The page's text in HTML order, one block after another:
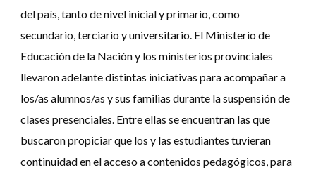
del país, tanto de nivel inicial y primario, como
secundario, terciario y universitario. El Ministerio de
Educación de la Nación y los ministerios provinciales
llevaron adelante distintas iniciativas para acompañar a
los/as alumnos/as y sus familias durante la suspensión de
clases presenciales. Entre ellas se encuentran las que
buscaron propiciar que los y las estudiantes tuvieran
continuidad en el acceso a contenidos pedagógicos, para